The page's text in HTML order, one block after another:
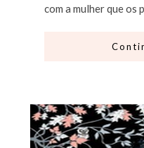
com a mulher que os